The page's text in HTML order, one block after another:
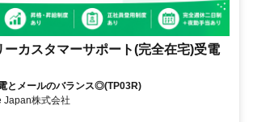
ーカスタマーサポート(完全在宅)受電
とメールのバランス◎(TP03R)
Japan株式会社